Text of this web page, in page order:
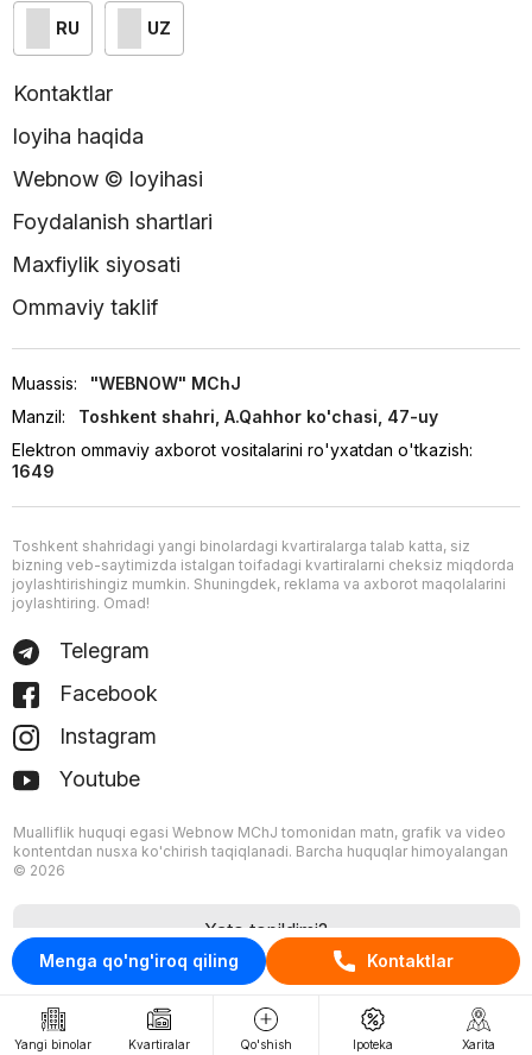
Menga qo'ng'iroq qiling Kontaktlar
Yangi binolar Kvartiralar Qo'shish Ipoteka Xarita
RU UZ
Kontaktlar
loyiha haqida
Webnow © loyihasi
Foydalanish shartlari
Maxfiylik siyosati
Ommaviy taklif
Muassis:
"WEBNOW" MChJ
Manzil:
Toshkent shahri, A.Qahhor ko'chasi, 47-uy
Elektron ommaviy axborot vositalarini ro'yxatdan o'tkazish:
1649
Toshkent shahridagi yangi binolardagi kvartiralarga talab katta, siz
bizning veb-saytimizda istalgan toifadagi kvartiralarni cheksiz miqdorda
joylashtirishingiz mumkin. Shuningdek, reklama va axborot maqolalarini
joylashtiring. Omad!
Telegram
Facebook
Instagram
Youtube
Mualliflik huquqi egasi Webnow MChJ tomonidan matn, grafik va video
kontentdan nusxa ko'chirish taqiqlanadi. Barcha huquqlar himoyalangan
© 2026
Xato topildimi?